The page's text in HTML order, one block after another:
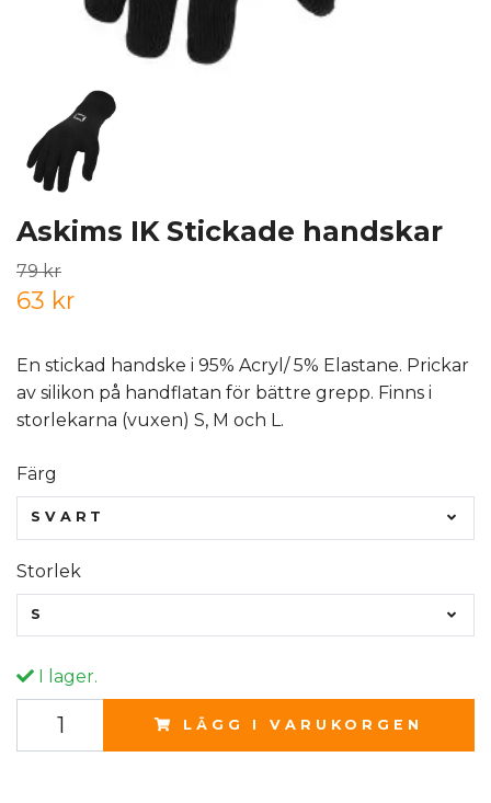
Askims IK Stickade handskar
79 kr
63 kr
En stickad handske i 95% Acryl/ 5% Elastane. Prickar
av silikon på handflatan för bättre grepp. Finns i
storlekarna (vuxen) S, M och L.
Färg
SVART
Storlek
S
I lager.
LÄGG I VARUKORGEN